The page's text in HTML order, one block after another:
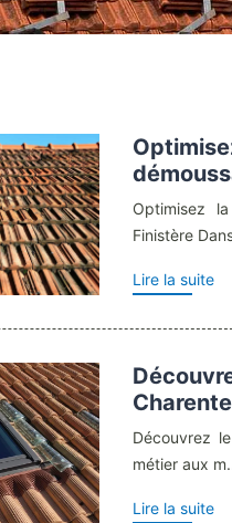
Optimisez
Finistère
Lire la suite
Découvrez
métier aux
Lire la suite